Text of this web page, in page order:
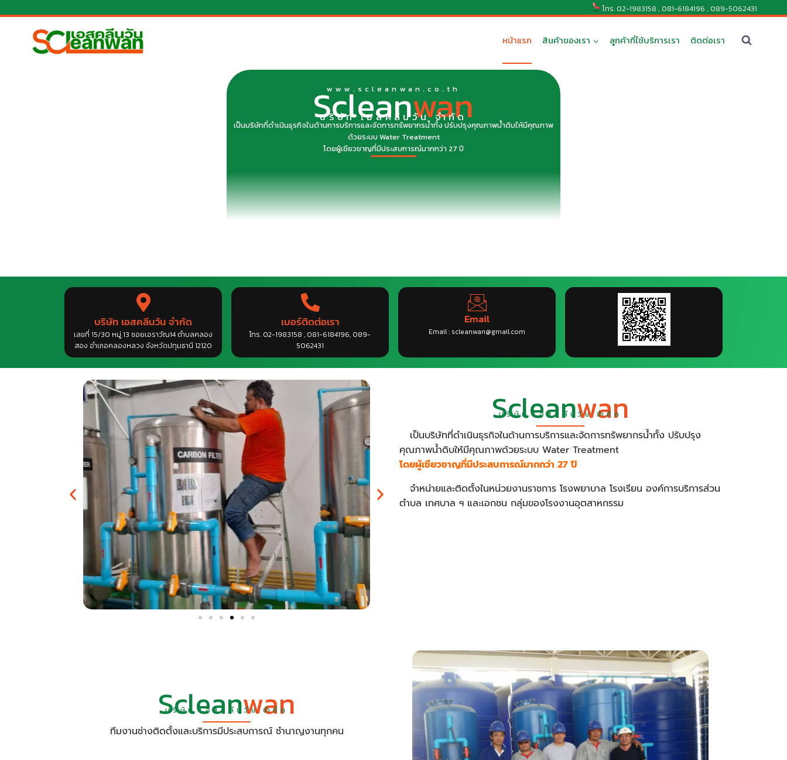
โทร. 02-1983158 , 081-6184196 , 089-5062431
หน้าแรก สินค้าของเรา ลูกค้าที่ใช้บริการเรา ติดต่อเรา
www.scleanwan.co.th
Scleanwan
บริษัท เอสคลีนวัน จำกัด
เป็นบริษัทที่ดำเนินธุรกิจในด้านการบริการและจัดการทรัพยากรน้ำทั้ง ปรับปรุงคุณภาพน้ำดิบให้มีคุณภาพ
ด้วยระบบ Water Treatment
โดยผู้เชียวชาญที่มีประสบการณ์มากกว่า 27 ปี
บริษัท เอสคลีนวัน จำกัด
เลขที่ 15/30 หมู่ 13 ซอยเอราวัณ14 ตำบลคลอง
สอง อำเภอคลองหลวง จังหวัดปทุมธานี 12120
เบอร์ติดต่อเรา
โทร. 02-1983158 , 081-6184196, 089-
5062431
Email
Email : scleanwan@gmail.com
Scleanwan
บริษัท เอสคลีนวัน จำกัด
เป็นบริษัทที่ดำเนินธุรกิจในด้านการบริการและจัดการทรัพยากรน้ำทั้ง ปรับปรุง
คุณภาพน้ำดิบให้มีคุณภาพด้วยระบบ Water Treatment
โดยผู้เชียวชาญที่มีประสบการณ์มากกว่า 27 ปี
จำหน่ายและติดตั้งในหน่วยงานราชการ โรงพยาบาล โรงเรียน องค์การบริการส่วน
ตำบล เทศบาล ฯ และเอกชน กลุ่มของโรงงานอุตสาหกรรม
Scleanwan
บริษัท เอสคลีนวัน จำกัด
ทีมงานช่างติดตั้งและบริการมีประสบการณ์ ชำนาญงานทุกคน